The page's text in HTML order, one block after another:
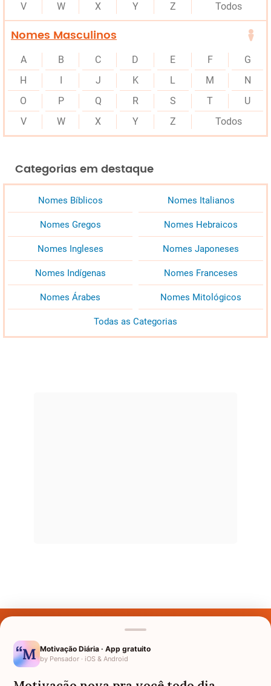
V
W X Y Z Todos
Nomes Masculinos
A B C D E F
G
H
J K L M
N
O
P Q R S T
U
V
W X Y Z Todos
Categorias em destaque
Nomes Bíblicos Nomes Italianos
Nomes Gregos Nomes Hebraicos
Nomes Ingleses Nomes Japoneses
Nomes Indígenas Nomes Franceses
Nomes Árabes Nomes Mitológicos
Todas as Categorias
Nomes pelo Mundo
Motivação Diária · App gratuito
by Pensador · iOS & Android